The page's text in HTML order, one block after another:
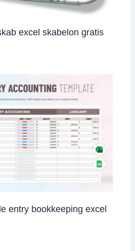
excel skabelon gratis
entry bookkeeping excel